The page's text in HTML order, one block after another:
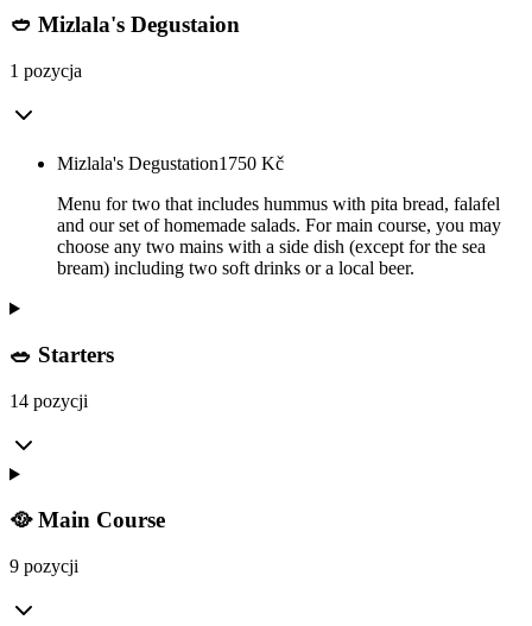
🥙 Mizlala's Degustaion
1 pozycja
Mizlala's Degustation1750 Kč
Menu for two that includes hummus with pita bread, falafel
and our set of homemade salads. For main course, you may
choose any two mains with a side dish (except for the sea
bream) including two soft drinks or a local beer.
🥗 Starters
14 pozycji
🥘 Main Course
9 pozycji